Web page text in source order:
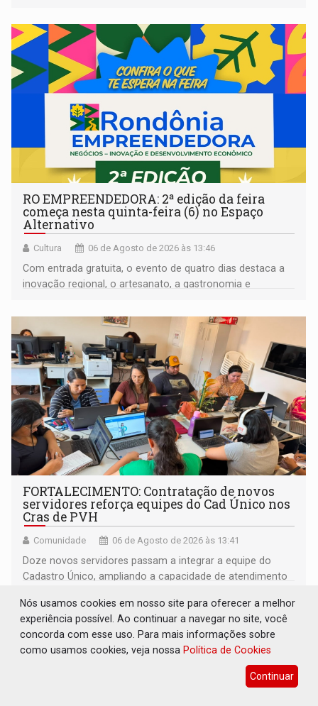
RO EMPREENDEDORA: 2ª edição da feira
começa nesta quinta-feira (6) no Espaço
Alternativo
Cultura 06 de Agosto de 2026 às 13:46
Com entrada gratuita, o evento de quatro dias destaca a
inovação regional, o artesanato, a gastronomia e
FORTALECIMENTO: Contratação de novos
servidores reforça equipes do Cad Único nos
Cras de PVH
Comunidade 06 de Agosto de 2026 às 13:41
Doze novos servidores passam a integrar a equipe do
Cadastro Único, ampliando a capacidade de atendimento
Nós usamos cookies em nosso site para oferecer a melhor
experiência possível. Ao continuar a navegar no site, você
concorda com esse uso. Para mais informações sobre
como usamos cookies, veja nossa Política de Cookies
Continuar